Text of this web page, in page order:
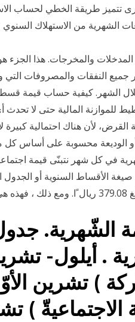
تتميز طريقة الخطي لحساب
النفقات والمصروفات التي
الشهر. كيفية حساب قيمة
للموازنة المالية حتى لا
الوديعة محسوبة على أساس كل
في كل شهر نتبنّى قيمة
صيغة الأقساط السنوية أو
الشّهرية.
. أيلول-
) تشرين
الاجتماعيةّ )